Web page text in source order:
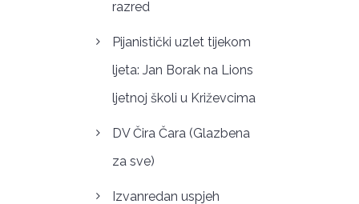
razred
Pijanistički uzlet tijekom
ljeta: Jan Borak na Lions
ljetnoj školi u Križevcima
DV Čira Čara (Glazbena
za sve)
Izvanredan uspjeh